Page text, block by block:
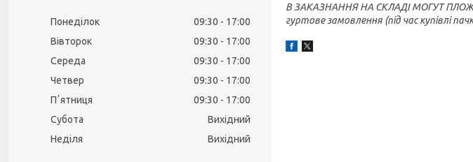
В ЗАКАЗНАННЯ НА СКЛАДІ МОГУТ
гуртове замовлення (під час купівлі
Понеділок 09:30
17:00
Вівторок
09:30
17:00
Середа
09:30
17:00
Четвер
09:30
17:00
Пʼятниця
09:30
17:00
Субота
Вихідний
Неділя
Вихідний